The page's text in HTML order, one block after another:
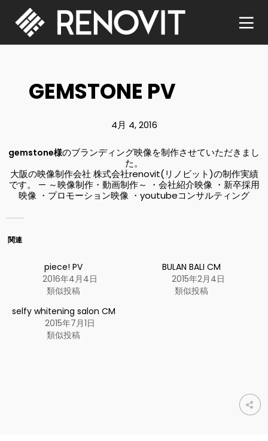
GEMSTONE PV
4月 4, 2016
gemstone様のブランディング映像を制作させていただきまし
た。
大阪の映像制作会社 株式会社renovit(リノビット)の制作実績
です。
— ～映像制作・動画制作～ ・会社紹介映像 ・新卒採用
映像 ・プロモーション映像 ・ youtubeコンサルティング
関連
piece! PV
2016年4月4日
類似投稿
BULAN BALI CM
2015年2月4日
類似投稿
selfy whitening salon CM
2015年7月1日
類似投稿